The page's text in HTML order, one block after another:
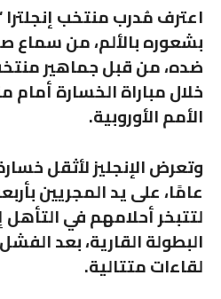
اعترف مُدرب منتخب
بشعوره بالألم، من سماع
ضده، من قبل جماهير
خلال مباراة الخسارة
الأمم الأوروبية.
عامًا، على يد المجريين
لتتبخر أحلامهم في
لقاءات متتالية.